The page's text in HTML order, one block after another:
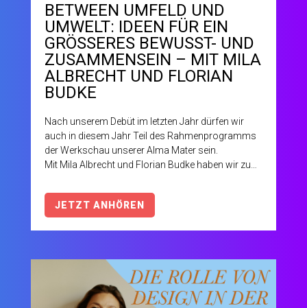
BETWEEN UMFELD UND
UMWELT: IDEEN FÜR EIN
GRÖSSERES BEWUSST- UND Z
USAMMENSEIN – MIT MILA A
LBRECHT UND FLORIAN B
UDKE
Nach unserem Debüt im letzten Jahr dürfen wir
auch in diesem Jahr Teil des Rahmenprogramms
der Werkschau unserer Alma Mater sein.
Mit Mila Albrecht und Florian Budke haben wir zu
gewinnen können, die spannende Perspektiven und
unkonventionelle Ansätze aus der Praxis
JETZT ANHÖREN